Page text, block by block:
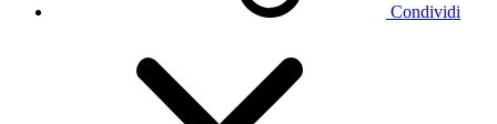
Condividi